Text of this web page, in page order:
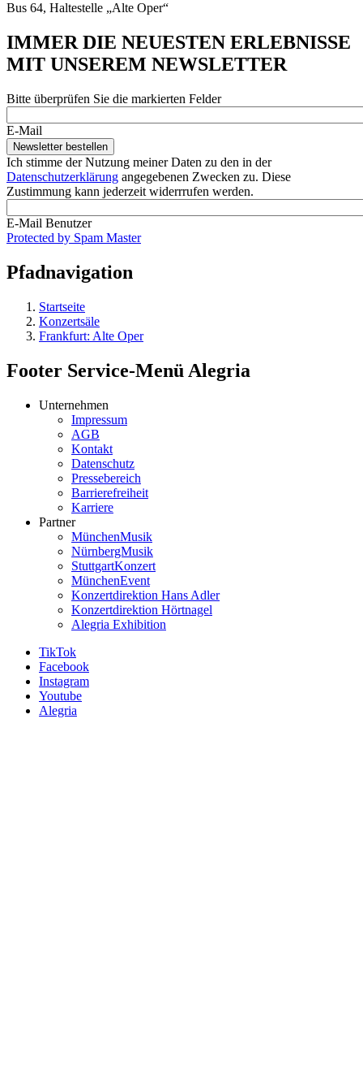
Bus 64, Haltestelle „Alte Oper“
IMMER DIE NEUESTEN ERLEBNISSE
MIT UNSEREM NEWSLETTER
Bitte überprüfen Sie die markierten Felder
E-Mail
Ich stimme der Nutzung meiner Daten zu den in der
Datenschutzerklärung angegebenen Zwecken zu. Diese
Zustimmung kann jederzeit widerrrufen werden.
E-Mail Benutzer
Protected by Spam Master
Pfadnavigation
Startseite
Konzertsäle
Frankfurt: Alte Oper
Footer Service-Menü Alegria
Unternehmen
Impressum
AGB
Kontakt
Datenschutz
Pressebereich
Barrierefreiheit
Karriere
Partner
MünchenMusik
NürnbergMusik
StuttgartKonzert
MünchenEvent
Konzertdirektion Hans Adler
Konzertdirektion Hörtnagel
Alegria Exhibition
TikTok
Facebook
Instagram
Youtube
Alegria